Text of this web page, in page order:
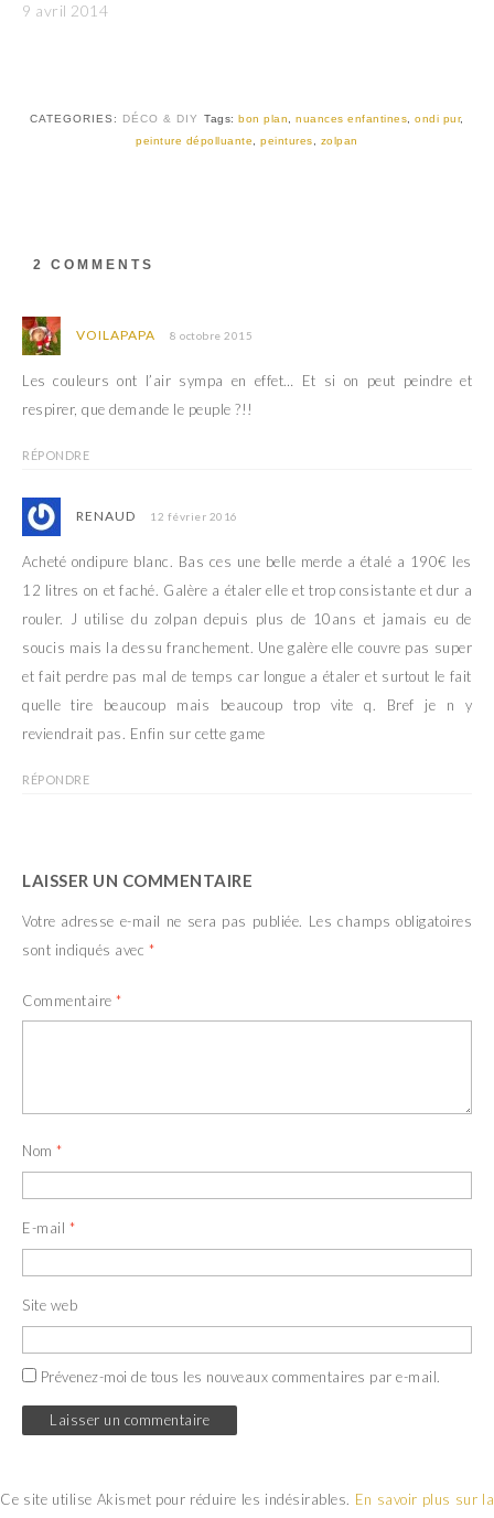
9 avril 2014
CATEGORIES: DÉCO & DIY Tags: bon plan,nuances enfantines,ondi pur,
peinture dépolluante,peintures, zolpan
2 COMMENTS
VOILAPAPA 8 octobre 2015
Les couleurs ont l’air sympa en effet… Et si on peut peindre et
respirer, que demande le peuple ?!!
RÉPONDRE
RENAUD 12 février 2016
Acheté ondipure blanc. Bas ces une belle merde a étalé a 190€ les
12 litres on et faché. Galère a étaler elle et trop consistante et dur a
rouler. J utilise du zolpan depuis plus de 10ans et jamais eu de
soucis mais la dessu franchement. Une galère elle couvre pas super
et fait perdre pas mal de temps car longue a étaler et surtout le fait
quelle tire beaucoup mais beaucoup trop vite q. Bref je n y
reviendrait pas. Enfin sur cette game
RÉPONDRE
LAISSER UN COMMENTAIRE
Votre adresse e-mail ne sera pas publiée. Les champs obligatoires
sont indiqués avec *
Commentaire *
Nom *
E-mail *
Site web
Prévenez-moi de tous les nouveaux commentaires par e-mail.
Ce site utilise Akismet pour réduire les indésirables. En savoir plus sur la